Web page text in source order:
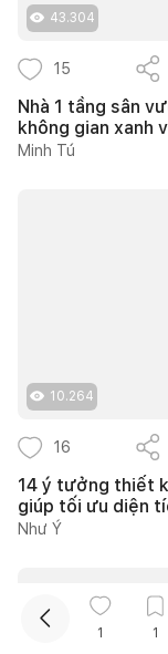
43.304
15
Nhà 1 tầng sân
không gian xanh
Minh Tú
10.264
16
14 ý tưởng thiết
giúp tối ưu diện
Như Ý
1 1